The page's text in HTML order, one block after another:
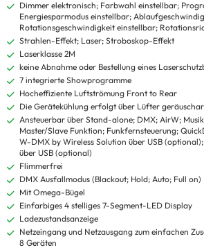
Dimmer elektronisch; Farbwahl einstellbar;
Energiesparmodus einstellbar;
Rotationsgeschwindigkeit einstellbar;
Strahlen-Effekt; Laser; Stroboskop-Effekt
Laserklasse 2M
keine Abnahme oder Bestellung eines
7 integrierte Showprogramme
Hocheffiziente Luftströmung Front to Rear
Die Gerätekühlung erfolgt über Lüfter
Ansteuerbar über Stand-alone; DMX; AirW;
Master/Slave Funktion; Funkfernsteuerung;
W-DMX by Wireless Solution über USB
über USB (optional)
Flimmerfrei
DMX Ausfallmodus (Blackout; Hold; Auto; Full on)
Mit Omega-Bügel
Einfarbiges 4 stelliges 7-Segment-LED Display
Ladezustandsanzeige
Netzeingang und Netzausgang zum einfachen
8 Geräten